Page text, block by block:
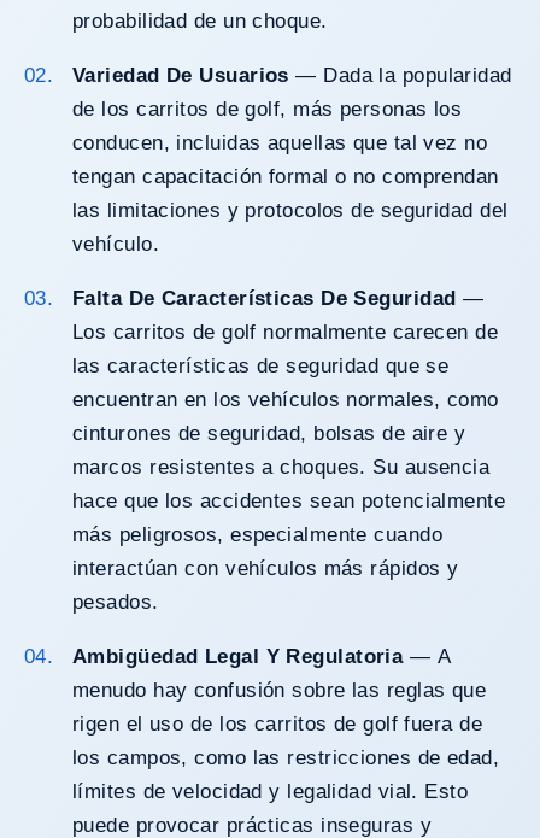
probabilidad de un choque.
Variedad De Usuarios — Dada la popularidad
de los carritos de golf, más personas los
conducen, incluidas aquellas que tal vez no
tengan capacitación formal o no comprendan
las limitaciones y protocolos de seguridad del
vehículo.
Falta De Características De Seguridad —
Los carritos de golf normalmente carecen de
las características de seguridad que se
encuentran en los vehículos normales, como
cinturones de seguridad, bolsas de aire y
marcos resistentes a choques. Su ausencia
hace que los accidentes sean potencialmente
más peligrosos, especialmente cuando
interactúan con vehículos más rápidos y
pesados.
Ambigüedad Legal Y Regulatoria— A
menudo hay confusión sobre las reglas que
rigen el uso de los carritos de golf fuera de
los campos, como las restricciones de edad,
límites de velocidad y legalidad vial. Esto
puede provocar prácticas inseguras y